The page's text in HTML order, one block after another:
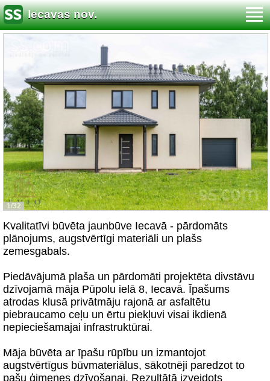
Iecavas nov.
1/32
Kvalitatīvi būvēta jaunbūve Iecavā - pārdomāts
plānojums, augstvērtīgi materiāli un plašs
zemesgabals.
Piedāvājumā plaša un pārdomāti projektēta divstāvu
dzīvojamā māja Pūpolu ielā 8, Iecavā. Īpašums
atrodas klusā privātmāju rajonā ar asfaltētu
piebraucamo ceļu un ērtu piekļuvi visai ikdienā
nepieciešamajai infrastruktūrai.
Māja būvēta ar īpašu rūpību un izmantojot
augstvērtīgus būvmateriālus, sākotnēji paredzot to
pašu ģimenes dzīvošanai. Rezultātā izveidots